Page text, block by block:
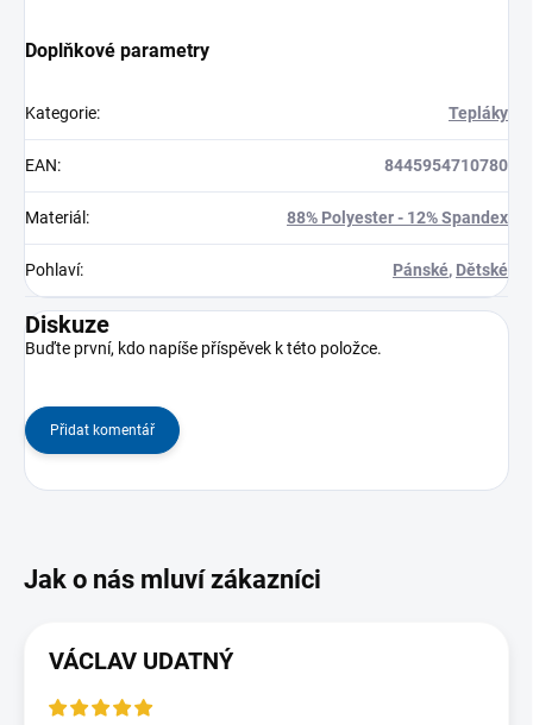
Doplňkové parametry
Kategorie: Tepláky
EAN: 8445954710780
Materiál : 88% Polyester - 12% Spandex
Pohlaví: Pánské, Dětské
Diskuze
Buďte první, kdo napíše příspěvek k této položce.
Přidat komentář
VÁCLAV UDATNÝ